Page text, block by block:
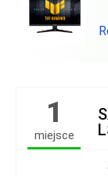
1
miejsce